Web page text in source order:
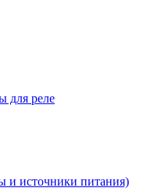
для реле
и источники питания)